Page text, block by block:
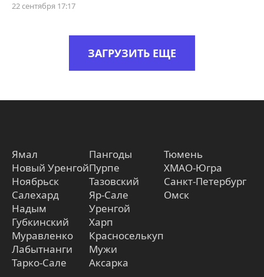
22 сентября 17:17
ЗАГРУЗИТЬ ЕЩЕ
Ямал
Новый Уренгой
Ноябрьск
Салехард
Надым
Губкинский
Муравленко
Лабытнанги
Тарко-Сале
Пангоды
Пурпе
Тазовский
Яр-Сале
Уренгой
Харп
Красноселькуп
Мужи
Аксарка
Тюмень
ХМАО-Югра
Санкт-Петербург
Омск